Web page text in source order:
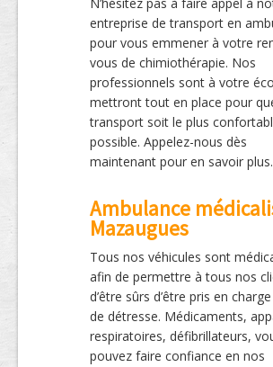
entreprise de transport en
pour vous emmener à votre
vous de chimiothérapie. Nos
professionnels sont à votre
mettront tout en place pour
transport soit le plus
possible. Appelez-nous dès
maintenant pour en savoir plus.
Ambulance
Mazaugues
Tous nos véhicules sont
afin de permettre à tous nos
d’être sûrs d’être pris en
de détresse. Médicaments,
respiratoires, défibrillateurs,
pouvez faire confiance en nos